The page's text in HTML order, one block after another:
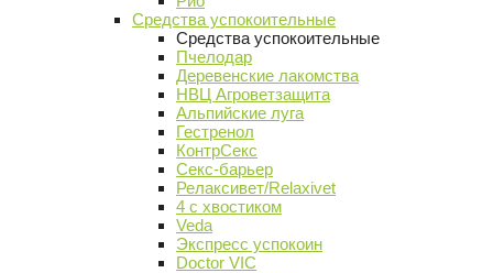
Средства успокоительные
Средства успокоительные
Пчелодар
Деревенские лакомства
НВЦ Агроветзащита
Альпийские луга
Гестренол
КонтрСекс
Секс-барьер
Релаксивет/Relaxivet
4 с хвостиком
Veda
Экспресс успокоин
Doctor VIC